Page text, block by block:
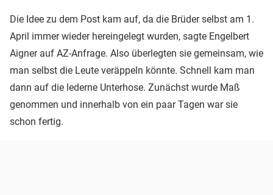
Die Idee zu dem Post kam auf, da die Brüder selbst am 1.
April immer wieder hereingelegt wurden, sagte Engelbert
Aigner auf AZ-Anfrage. Also überlegten sie gemeinsam, wie
man selbst die Leute veräppeln könnte. Schnell kam man
dann auf die lederne Unterhose. Zunächst wurde Maß
genommen und innerhalb von ein paar Tagen war sie
schon fertig.